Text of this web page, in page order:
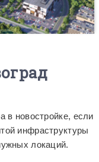
в новостройке, если
инфраструктуры
локаций.